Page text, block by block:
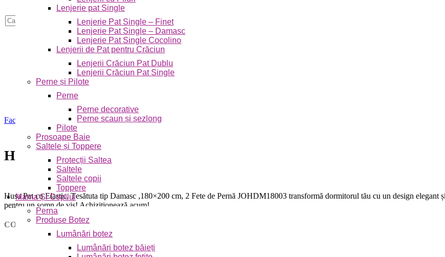
Skip to navigationSkip to main content
Caută
Lenjerie pat Single
Lenjerie Pat Single – Finet
Lenjerie Pat Single – Damasc
Lenjerie Pat Single Cocolino
Lenjerii de Pat pentru Crăciun
Lenjerii Crăciun Pat Dublu
Lenjerii Crăciun Pat Single
Perne și Pilote
Perne
Perne decorative
Perne scaun și șezlong
Pilote
Prosoape Baie
Saltele și Toppere
Protecții Saltea
Saltele
Saltele copii
Toppere
Mama Și Copilul
Perna
Produse Botez
Lumânări botez
Lumânări botez băieți
Faceți click pentru a mări
Husa Pat cu Elastic, Țesătuta tip Damasc ,180×200 cm, 2 Fete de Pernă
Husa Pat cu Elastic, Țesătuta tip Damasc ,180×200 cm, 2 Fete de Pernă JOHDM18003 transformă dormitorul tău cu un design
pentru un somn de vis! Achiziționează acum!
COD PRODUS:JOHDM18003